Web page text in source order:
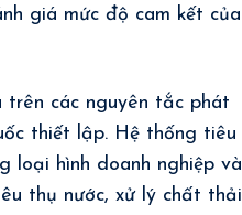
giá mức độ cam kết của
trên các nguyên tắc phát
thiết lập. Hệ thống tiêu
loại hình doanh nghiệp và
thụ nước, xử lý chất